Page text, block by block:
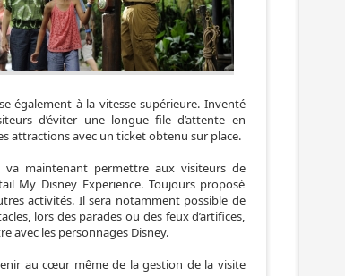
également à la vitesse supérieure. Inventé
d’éviter une longue file d’attente en
attractions avec un ticket obtenu sur place.
va maintenant permettre aux visiteurs de
My Disney Experience. Toujours proposé
activités. Il sera notamment possible de
lors des parades ou des feux d’artifices,
avec les personnages Disney.
au cœur même de la gestion de la visite